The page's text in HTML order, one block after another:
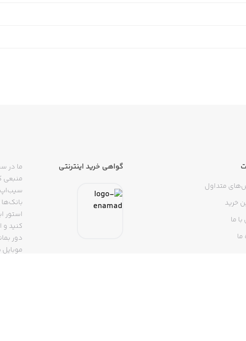
متداول
خرید
ما
ما
گواهی خرید اینترنتی
ما در
منبعی
سیب‌اپ
استور
دور
موبایل